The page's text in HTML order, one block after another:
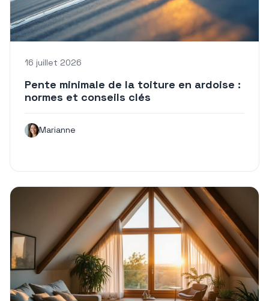
16 juillet 2026
Pente minimale de la toiture en ardoise :
normes et conseils clés
Marianne